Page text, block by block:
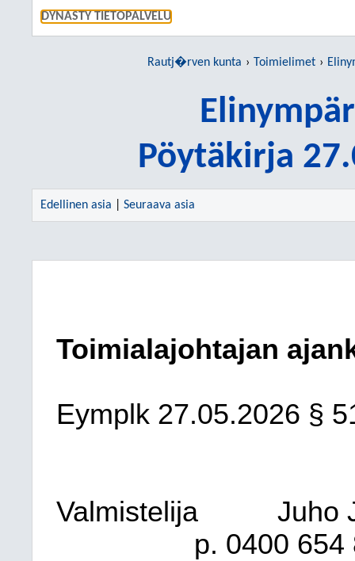
DYNASTY TIETOPALVELU
Rautj�rven kunta Toimielimet
Pöytäkirja
Edellinen asia Seuraava asia
Toimialajohtajan
Eymplk 27.05.2026 §
Valmistelija
Juho
p. 0400